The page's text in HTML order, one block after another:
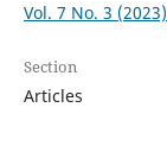
Vol. 7 No. 3
Section
Articles